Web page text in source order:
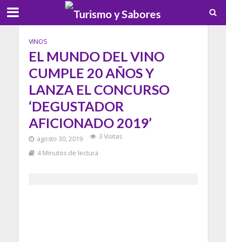
VINOS
EL MUNDO DEL VINO
CUMPLE 20 AÑOS Y
LANZA EL CONCURSO
‘DEGUSTADOR
AFICIONADO 2019’
agosto 30, 2019
3 Visitas
4 Minutos de lectura